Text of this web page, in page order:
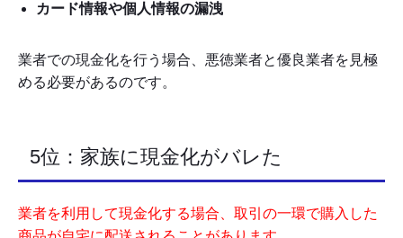
カード情報や個人情報の漏洩
業者での現金化を行う場合、悪徳業者と優良業者を見極
める必要があるのです。
5位：家族に現金化がバレた
業者を利用して現金化する場合、取引の一環で購入した